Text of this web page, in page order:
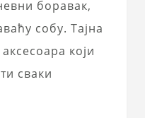
боравак,
собу. Тајна
који
сваки